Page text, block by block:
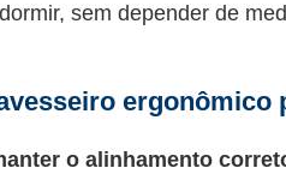
sem depender de
ergonômico
o alinhamento